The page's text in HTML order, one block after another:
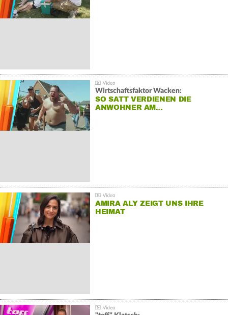
Wirtschaftsfaktor Wacken:
SO SATT VERDIENEN DIE
ANWOHNER AM…
AMIRA ALY ZEIGT UNS IHRE
HEIMAT